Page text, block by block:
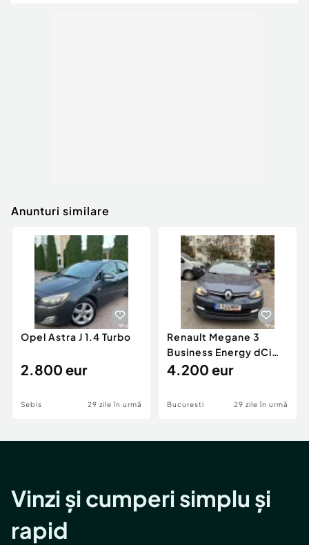
Anunturi similare
Opel Astra J 1.4 Turbo
2.800 eur
Sebis 29 zile în urmă
Renault Megane 3
Business Energy dCi
110 Break eco²
4.200 eur
Bucuresti 29 zile în urmă
Vinzi și cumperi simplu și
rapid